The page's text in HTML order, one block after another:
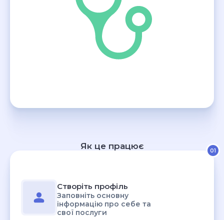
Як це працює
Створіть профіль
Заповніть основну
інформацію про себе та
свої послуги
01